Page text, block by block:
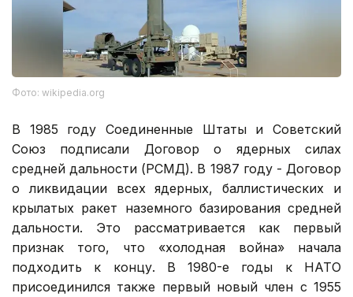
Фото: wikipedia.org
В 1985 году Соединенные Штаты и Советский
Союз подписали Договор о ядерных силах
средней дальности (РСМД). В 1987 году - Договор
о ликвидации всех ядерных, баллистических и
крылатых ракет наземного базирования средней
дальности. Это рассматривается как первый
признак того, что «холодная война» начала
подходить к концу. В 1980-е годы к НАТО
присоединился также первый новый член с 1955